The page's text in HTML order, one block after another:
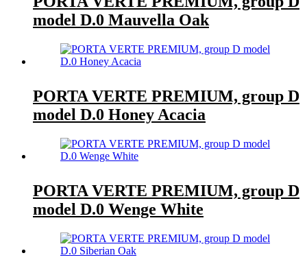
model D.0 Mauvella Oak
PORTA VERTE PREMIUM, group D
model D.0 Honey Acacia
PORTA VERTE PREMIUM, group D
model D.0 Wenge White